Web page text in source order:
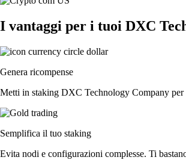
I vantaggi per i tuoi DXC
Genera ricompense
Metti in staking DXC Technology Company per
Semplifica il tuo staking
Evita nodi e configurazioni complesse. Ti